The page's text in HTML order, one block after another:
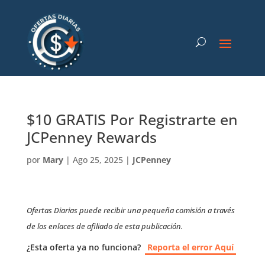
$10 GRATIS Por Registrarte en
JCPenney Rewards
por Mary| Ago 25, 2025| JCPenney
Ofertas Diarias puede recibir una pequeña comisión a través
de los enlaces de afiliado de esta publicación.
¿Esta oferta ya no funciona? Reporta el error Aquí